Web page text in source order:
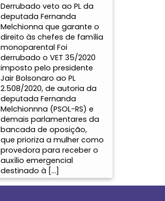
Derrubado veto ao PL da
deputada Fernanda
Melchionna que garante o
direito às chefes de família
monoparental Foi
derrubado o VET 35/2020
imposto pelo presidente
Jair Bolsonaro ao PL
2.508/2020, de autoria da
deputada Fernanda
Melchionnna (PSOL-RS) e
demais parlamentares da
bancada de oposição,
que prioriza a mulher como
provedora para receber o
auxílio emergencial
destinado à […]